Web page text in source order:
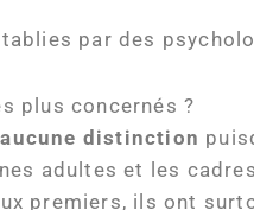
par des
plus concernés ?
distinction
adultes et les
premiers, ils ont